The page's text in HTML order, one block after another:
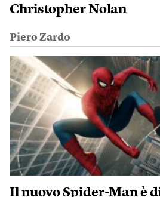
Christopher Nolan
Piero Zardo
Il nuovo Spider-Man è